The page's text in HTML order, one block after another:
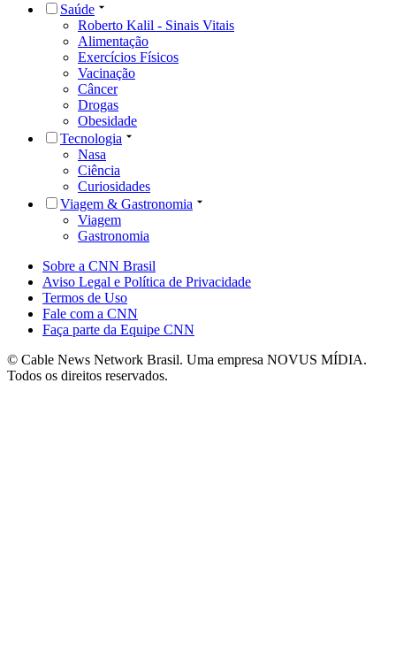
Saúde
Roberto Kalil - Sinais Vitais
Alimentação
Exercícios Físicos
Vacinação
Câncer
Drogas
Obesidade
Tecnologia
Nasa
Ciência
Curiosidades
Viagem & Gastronomia
Viagem
Gastronomia
Sobre a CNN Brasil
Aviso Legal e Política de Privacidade
Termos de Uso
Fale com a CNN
Faça parte da Equipe CNN
© Cable News Network Brasil. Uma empresa NOVUS MÍDIA.
Todos os direitos reservados.